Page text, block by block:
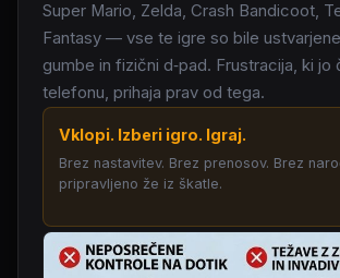
Super Mario, Zelda, Crash Bandicoot,
Fantasy — vse te igre so bile
gumbe in fizični d‑pad. Frustracija, ki jo
telefonu, prihaja prav od tega.
Vklopi. Izberi igro. Igraj.
Brez nastavitev. Brez prenosov. Brez
pripravljeno že iz škatle.